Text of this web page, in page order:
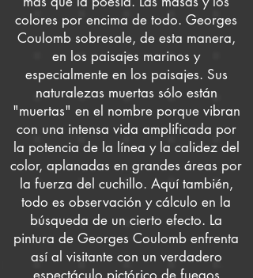
colores por encima de todo. Georges
Coulomb sobresale, de esta manera,
en los paisajes marinos y
especialmente en los paisajes. Sus
naturalezas muertas sólo están
"muertas" en el nombre porque vibran
con una intensa vida amplificada por
la potencia de la línea y la calidez del
color, aplanadas en grandes áreas por
la fuerza del cuchillo. Aquí también,
todo es observación y cálculo en la
búsqueda de un cierto efecto. La
pintura de Georges Coulomb enfrenta
así al visitante con un verdadero